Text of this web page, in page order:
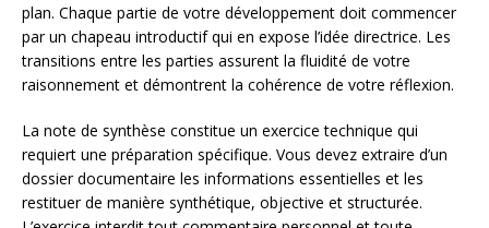
plan. Chaque partie de votre développement doit commencer
par un chapeau introductif qui en expose l’idée directrice. Les
transitions entre les parties assurent la fluidité de votre
raisonnement et démontrent la cohérence de votre réflexion.
La note de synthèse constitue un exercice technique qui
requiert une préparation spécifique. Vous devez extraire d’un
dossier documentaire les informations essentielles et les
restituer de manière synthétique, objective et structurée.